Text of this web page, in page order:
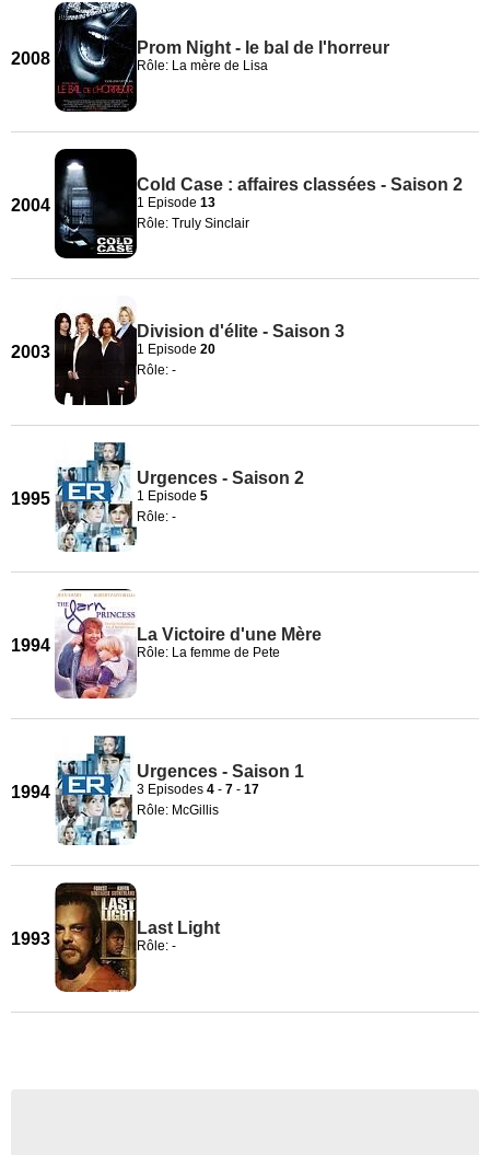
2008
Prom Night - le bal de l'horreur
Rôle: La mère de Lisa
2004
Cold Case : affaires classées - Saison 2
1 Episode 13
Rôle: Truly Sinclair
2003
Division d'élite - Saison 3
1 Episode 20
Rôle: -
1995
Urgences - Saison 2
1 Episode 5
Rôle: -
1994
La Victoire d'une Mère
Rôle: La femme de Pete
1994
Urgences - Saison 1
3 Episodes 4 - 7 - 17
Rôle: McGillis
1993
Last Light
Rôle: -